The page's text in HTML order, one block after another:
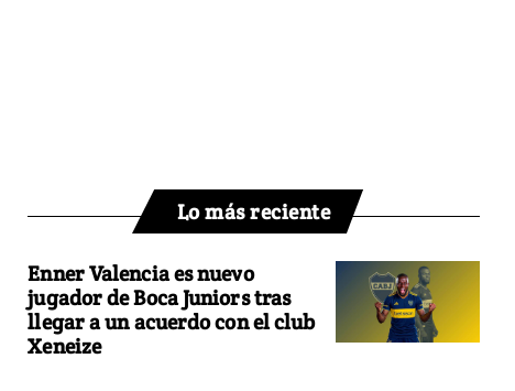
Lo más reciente
Enner Valencia es nuevo
jugador de Boca Juniors tras
llegar a un acuerdo con el club
Xeneize